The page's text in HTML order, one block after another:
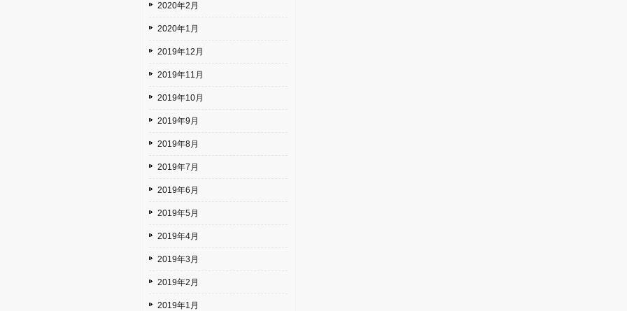
2020年2月
2020年1月
2019年12月
2019年11月
2019年10月
2019年9月
2019年8月
2019年7月
2019年6月
2019年5月
2019年4月
2019年3月
2019年2月
2019年1月